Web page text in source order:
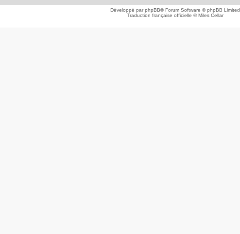
Développé parphpBB® Forum Software © phpBB Limited
Traduction française officielle ©Miles Cellar